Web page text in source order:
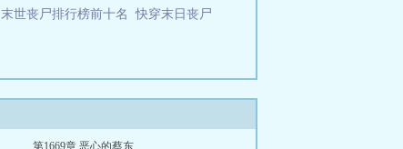
末世丧尸排行榜前十名快穿末日丧尸
第1669章 恶心的蔡东